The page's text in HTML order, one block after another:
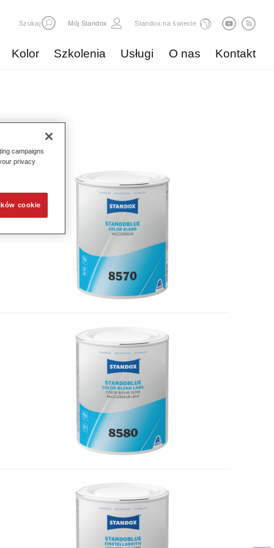
Szukaj Mój Standox Standox na świecie
Kolor Szkolenia Usługi O nas Kontakt
campaigns
privacy
cookie